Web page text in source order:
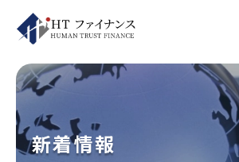
新着情報